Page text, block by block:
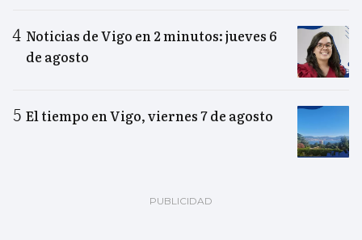
Noticias de Vigo en 2 minutos: jueves 6
de agosto
El tiempo en Vigo, viernes 7 de agosto